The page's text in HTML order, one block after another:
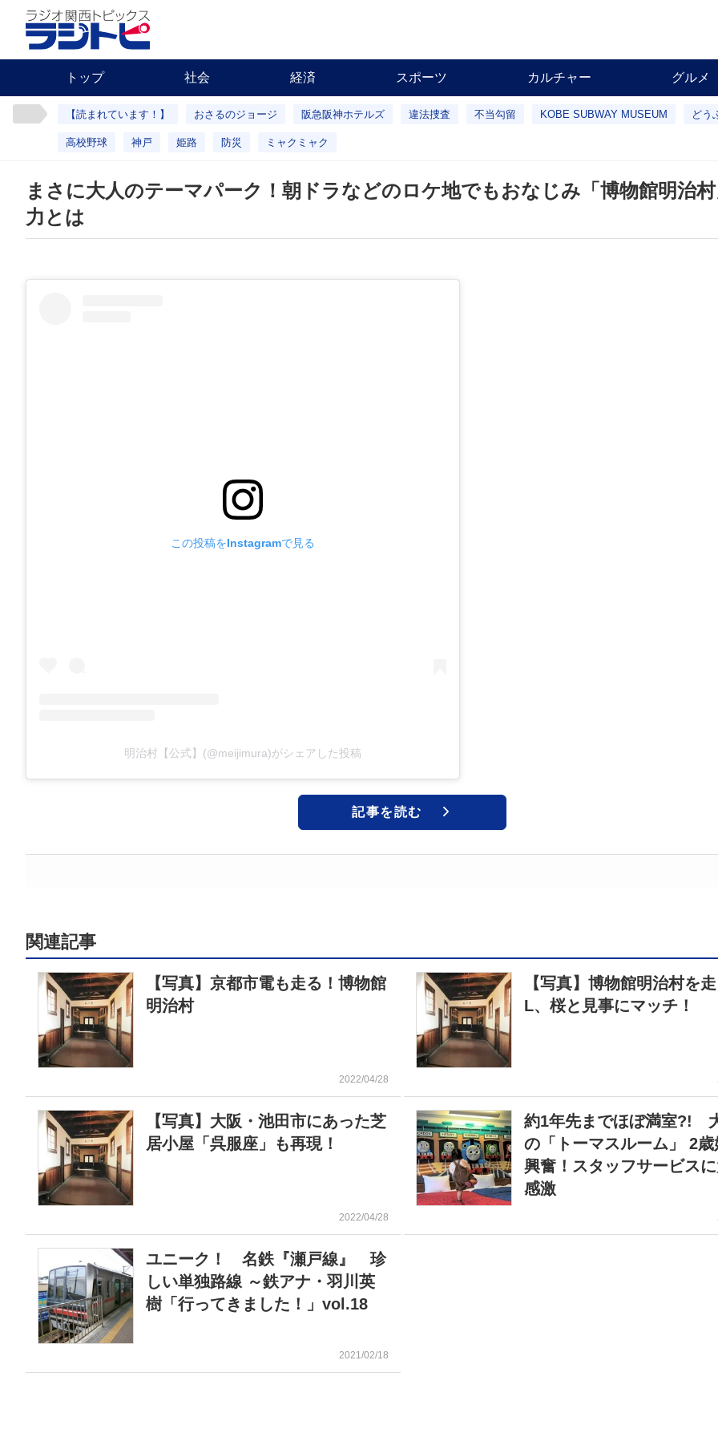
トップ 社会 経済 スポーツ カルチャー グルメ
【読まれています！】 おさるのジョージ 阪急阪神ホテルズ 違法捜査 不当勾留 KOBE SUBWAY MUSEUM どう
高校野球 神戸 姫路 防災 ミャクミャク
まさに大人のテーマパーク！朝ドラなどのロケ地でもおなじみ「博物館明治
力とは
この投稿をInstagramで見る
明治村【公式】(@meijimura)がシェアした投稿
記事を読む
関連記事
【写真】京都市電も走る！博物館
明治村
2022/04/28
【写真】博物館明治村を
L、桜と見事にマッチ！
【写真】大阪・池田市にあった芝
居小屋「呉服座」も再現！
2022/04/28
約1年先までほぼ満室?!
の「トーマスルーム」 2歳
興奮！スタッフサービス
感激
ユニーク！ 名鉄『瀬戸線』 珍
しい単独路線 ～鉄アナ・羽川英
樹「行ってきました！」vol.18
2021/02/18